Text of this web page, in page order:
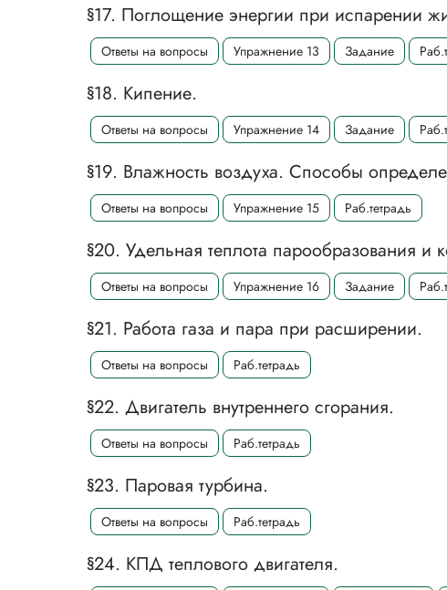
§17. Поглощение энергии при испарении
Ответы на вопросы Упражнение 13 Задание
§18. Кипение.
Ответы на вопросы Упражнение 14 Задание
§19. Влажность воздуха. Способы
Ответы на вопросы Упражнение 15 Раб.тетрадь
§20. Удельная теплота парообразования и
Ответы на вопросы Упражнение 16 Задание
§21. Работа газа и пара при расширении.
Ответы на вопросы Раб.тетрадь
§22. Двигатель внутреннего сгорания.
Ответы на вопросы Раб.тетрадь
§23. Паровая турбина.
Ответы на вопросы Раб.тетрадь
§24. КПД теплового двигателя.